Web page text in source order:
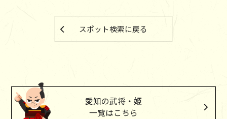
スポット検索に戻る
愛知の武将・姫
一覧はこちら